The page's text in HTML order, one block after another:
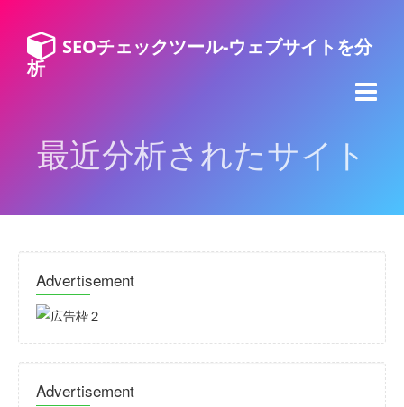
SEOチェックツール-ウェブサイトを分
析
最近分析されたサイト
Advertisement
Advertisement